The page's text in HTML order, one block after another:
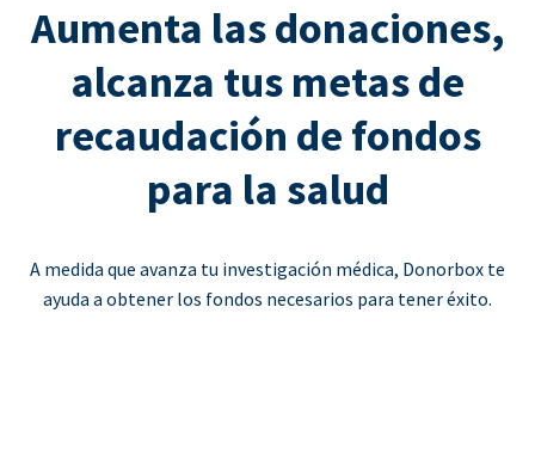
Aumenta las donaciones,
alcanza tus metas de
recaudación de fondos
para la salud
A medida que avanza tu investigación médica, Donorbox te
ayuda a obtener los fondos necesarios para tener éxito.